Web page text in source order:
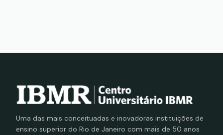
Uma das mais conceituadas e inovadoras instituições de
ensino superior do Rio de Janeiro com mais de 50 anos